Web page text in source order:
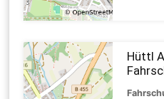
Hüttl